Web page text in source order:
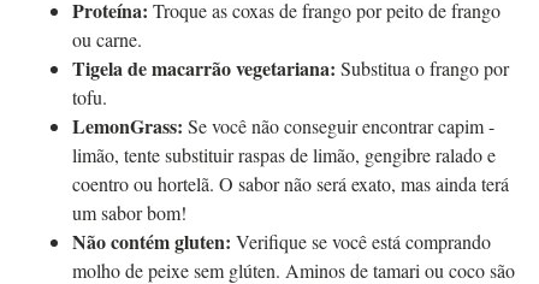
Proteína: Troque as coxas de frango por peito de frango
ou carne.
Tigela de macarrão vegetariana: Substitua o frango por
tofu.
LemonGrass: Se você não conseguir encontrar capim -
limão, tente substituir raspas de limão, gengibre ralado e
coentro ou hortelã. O sabor não será exato, mas ainda terá
um sabor bom!
Não contém gluten: Verifique se você está comprando
molho de peixe sem glúten. Aminos de tamari ou coco são